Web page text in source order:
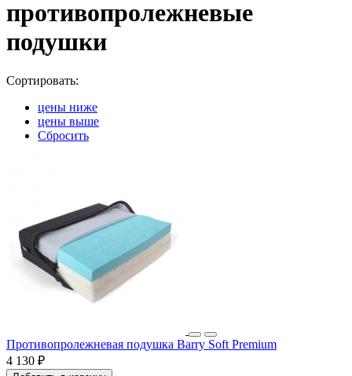
противопролежневые
подушки
Сортировать:
цены ниже
цены выше
Сбросить
Противопролежневая подушка Barry Soft Premium
4 130 ₽